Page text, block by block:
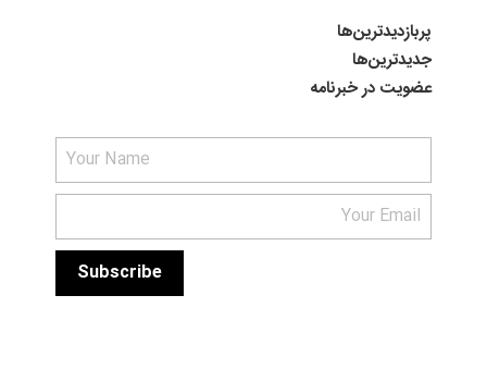
پربازدیدترین‌ها
جدیدترین‌ها
عضویت در خبرنامه